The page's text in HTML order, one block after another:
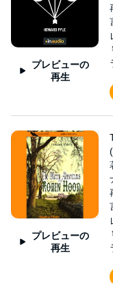
プレビューの
再生
プレビューの
再生